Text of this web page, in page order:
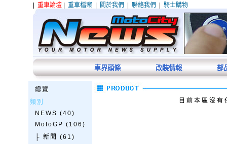
重車論壇 重車檔案 關於我們 聯絡我們 騎士購物
車界頭條 改裝情報 部
總覽
類別
NEWS (40)
MotoGP (106)
├ 新聞 (61)
目前本區沒有